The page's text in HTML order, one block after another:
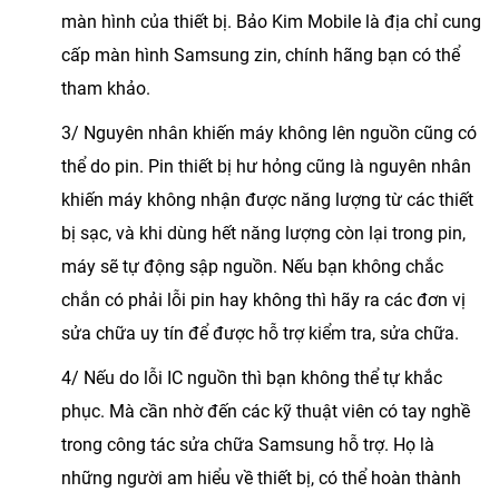
màn hình của thiết bị. Bảo Kim Mobile là địa chỉ cung
cấp màn hình Samsung zin, chính hãng bạn có thể
tham khảo.
3/ Nguyên nhân khiến máy không lên nguồn cũng có
thể do pin. Pin thiết bị hư hỏng cũng là nguyên nhân
khiến máy không nhận được năng lượng từ các thiết
bị sạc, và khi dùng hết năng lượng còn lại trong pin,
máy sẽ tự động sập nguồn. Nếu bạn không chắc
chắn có phải lỗi pin hay không thì hãy ra các đơn vị
sửa chữa uy tín để được hỗ trợ kiểm tra, sửa chữa.
4/ Nếu do lỗi IC nguồn thì bạn không thể tự khắc
phục. Mà cần nhờ đến các kỹ thuật viên có tay nghề
trong công tác sửa chữa Samsung hỗ trợ. Họ là
những người am hiểu về thiết bị, có thể hoàn thành